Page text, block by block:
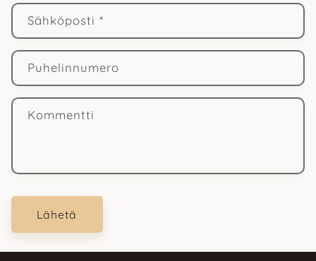
Sähköposti*
Puhelinnumero
Kommentti
Lähetä